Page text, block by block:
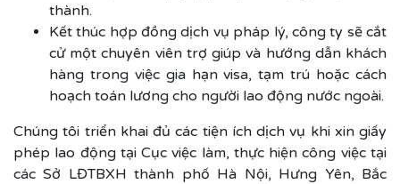
thành.
Kết thúc hợp đồng dịch vụ pháp lý, công ty sẽ cắt
cử một chuyên viên trợ giúp và hướng dẫn khách
hàng trong việc gia hạn visa, tạm trú hoặc cách
hoạch toán lương cho người lao động nước ngoài.
Chúng tôi triển khai đủ các tiện ích dịch vụ khi xin giấy
phép lao động tại Cục việc làm, thực hiện công việc tại
các Sở LĐTBXH thành phố Hà Nội, Hưng Yên, Bắc